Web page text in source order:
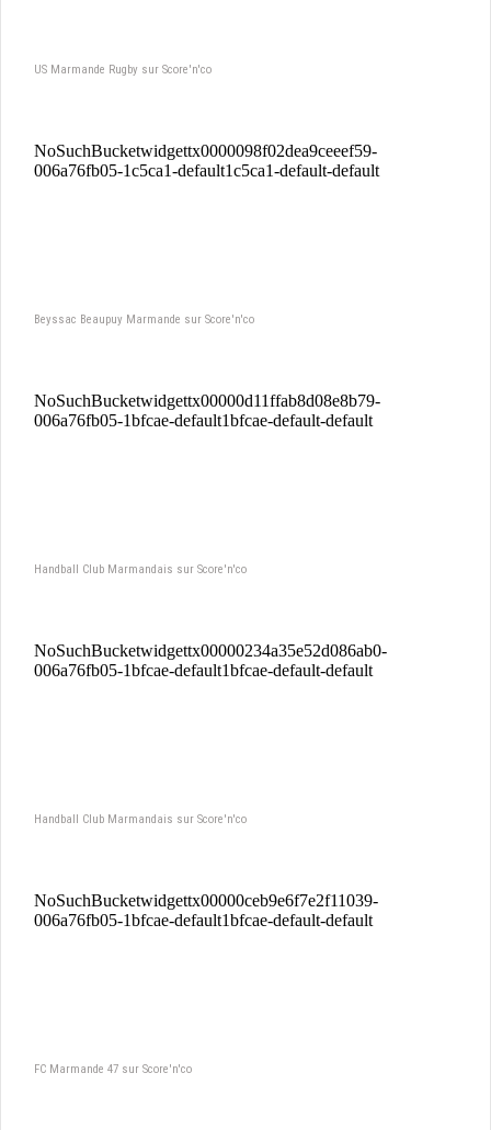
US Marmande Rugby sur Score'n'co
Beyssac Beaupuy Marmande sur Score'n'co
Handball Club Marmandais sur Score'n'co
Handball Club Marmandais sur Score'n'co
FC Marmande 47 sur Score'n'co